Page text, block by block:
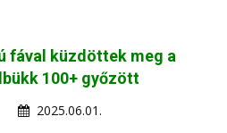
fával küzdöttek meg a
100+ győzött
2025.06.01.